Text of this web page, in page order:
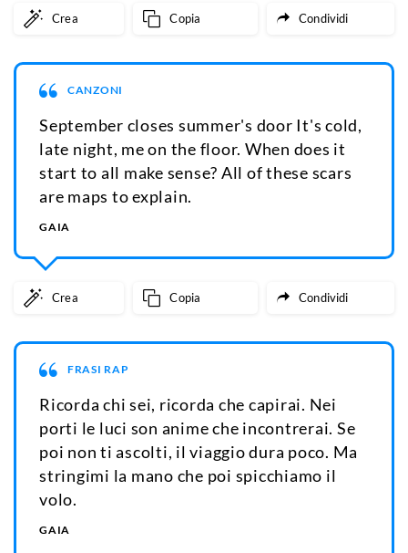
Crea Copia Condividi
CANZONI
September closes summer's door It's cold,
late night, me on the floor. When does it
start to all make sense? All of these scars
are maps to explain.
GAIA
Crea Copia Condividi
FRASI RAP
Ricorda chi sei, ricorda che capirai. Nei
porti le luci son anime che incontrerai. Se
poi non ti ascolti, il viaggio dura poco. Ma
stringimi la mano che poi spicchiamo il
volo.
GAIA